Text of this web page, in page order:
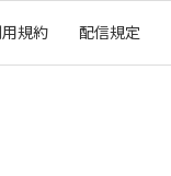
規約 配信規定